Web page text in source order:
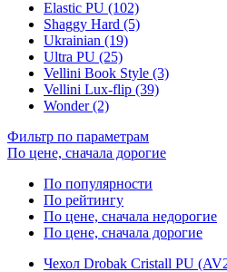
Elastic PU (102)
Shaggy Hard (5)
Ukrainian (19)
Ultra PU (25)
Vellini Book Style (3)
Vellini Lux-flip (39)
Wonder (2)
Фильтр по параметрам
По цене, сначала дорогие
По популярности
По рейтингу
По цене, сначала недорогие
По цене, сначала дорогие
Чехол Drobak Cristall PU